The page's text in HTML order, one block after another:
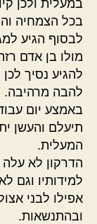
במעלית ולכן
בכל הצמחיה
לבסוף הגיע
מולו בן אדם
להגיע נסיך
להבה מרהיבה.
באמצע יום
תיעלם והעשן
המעלית.
הדרקון לא
למידותיו וגם
אפילו לבני
ובהתנשאות.